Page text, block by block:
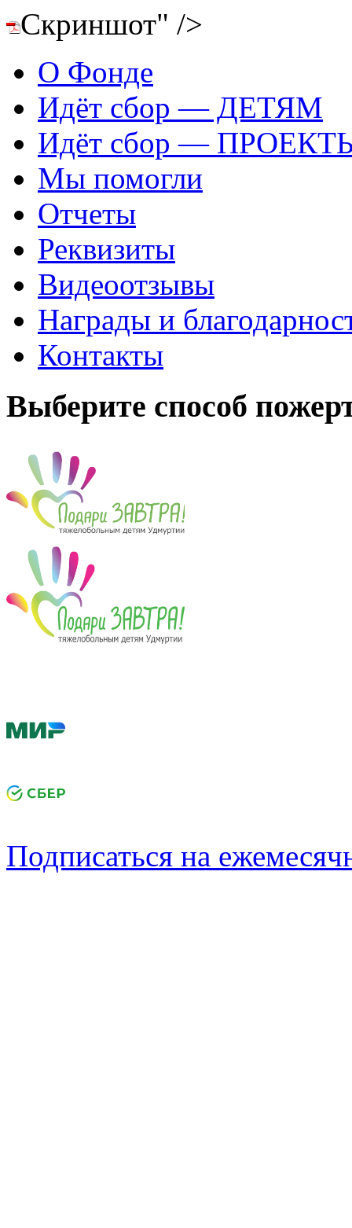
Скриншот" />
О Фонде
Идёт сбор — ДЕТЯМ
Идёт сбор —
Мы помогли
Отчеты
Реквизиты
Видеоотзывы
Награды и
Контакты
Выберите способ
Подписаться на